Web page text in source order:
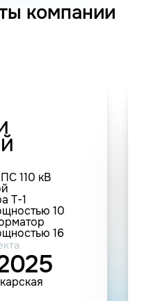
компании
110 кВ
Т-1
10
16